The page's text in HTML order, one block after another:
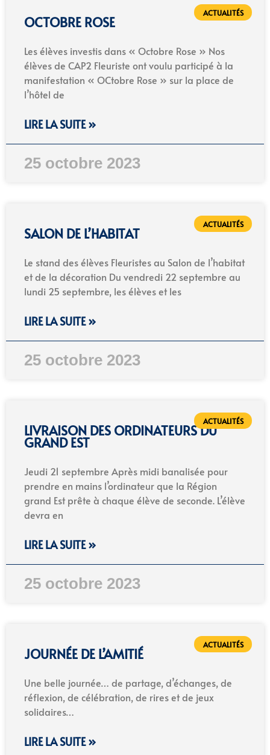
ACTUALITÉS
OCTOBRE ROSE
Les élèves investis dans « Octobre Rose » Nos
élèves de CAP2 Fleuriste ont voulu participé à la
manifestation « OCtobre Rose » sur la place de
l’hôtel de
LIRE LA SUITE »
25 octobre 2023
ACTUALITÉS
SALON DE L’HABITAT
Le stand des élèves Fleuristes au Salon de l’habitat
et de la décoration Du vendredi 22 septembre au
lundi 25 septembre, les élèves et les
LIRE LA SUITE »
25 octobre 2023
ACTUALITÉS
LIVRAISON DES ORDINATEURS DU
GRAND EST
Jeudi 21 septembre Après midi banalisée pour
prendre en mains l’ordinateur que la Région
grand Est prête à chaque élève de seconde. L’élève
devra en
LIRE LA SUITE »
25 octobre 2023
ACTUALITÉS
JOURNÉE DE L’AMITIÉ
Une belle journée… de partage, d’échanges, de
réflexion, de célébration, de rires et de jeux
solidaires…
LIRE LA SUITE »